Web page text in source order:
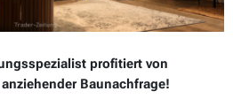
profitiert von
Baunachfrage!